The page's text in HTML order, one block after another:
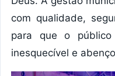
com qualidade,
para que o
inesquecível e